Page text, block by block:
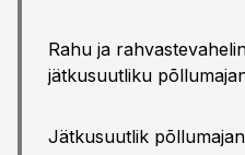
Rahu ja
jätkusuutliku
Jätkusuutlik